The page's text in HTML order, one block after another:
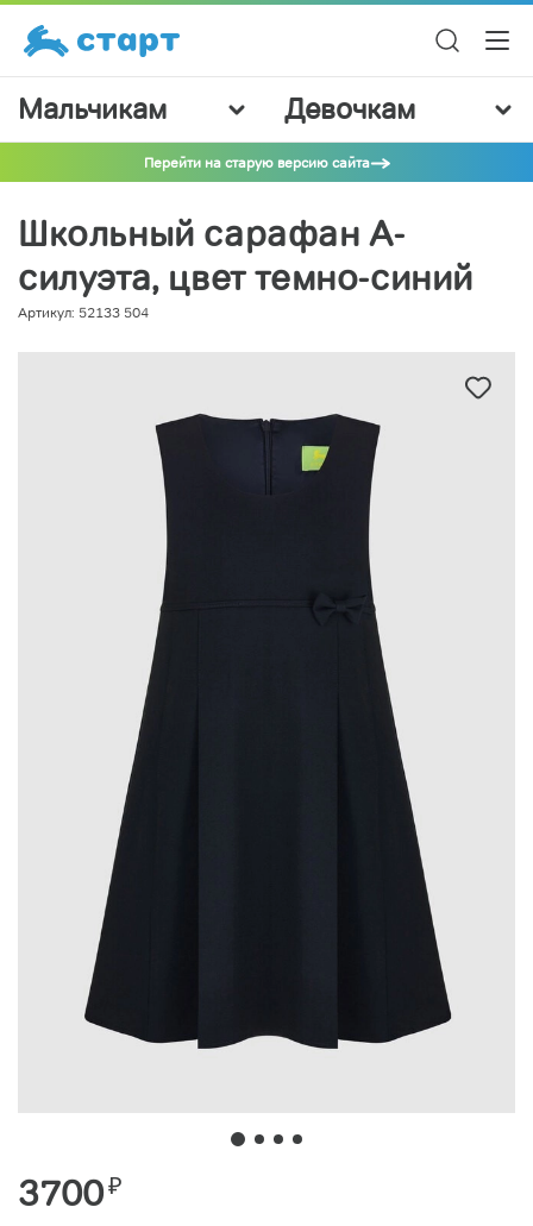
Мальчикам Девочкам
Перейти на старую версию сайта
Школьный сарафан А-
силуэта, цвет темно-синий
Артикул: 52133 504
3700₽